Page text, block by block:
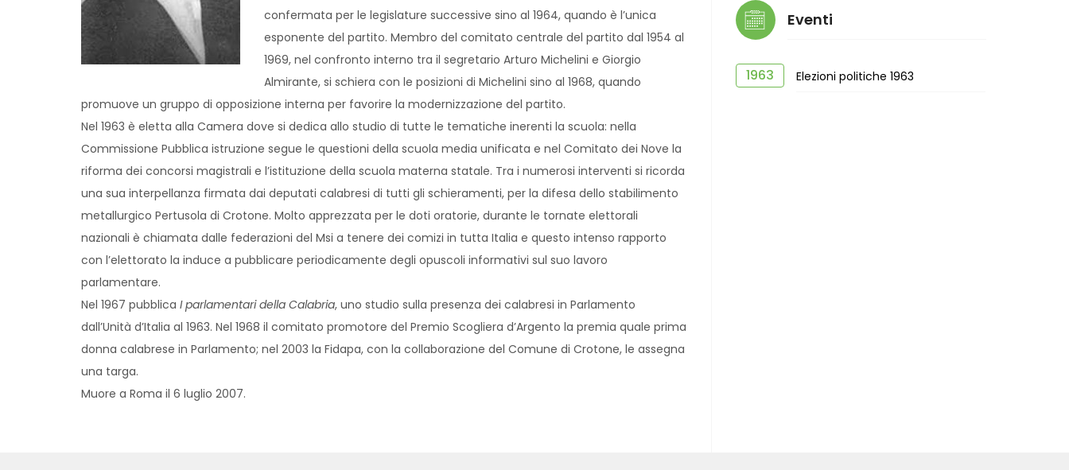
confermata per le legislature successive sino al 1964, quando è l’unica
esponente del partito. Membro del comitato centrale del partito dal 1954 al
1969, nel confronto interno tra il segretario Arturo Michelini e Giorgio
Almirante, si schiera con le posizioni di Michelini sino al 1968, quando
promuove un gruppo di opposizione interna per favorire la modernizzazione del partito.
Nel 1963 è eletta alla Camera dove si dedica allo studio di tutte le tematiche inerenti la scuola: nella
Commissione Pubblica istruzione segue le questioni della scuola media unificata e nel Comitato dei Nove la
riforma dei concorsi magistrali e l’istituzione della scuola materna statale. Tra i numerosi interventi si ricorda
una sua interpellanza firmata dai deputati calabresi di tutti gli schieramenti, per la difesa dello stabilimento
metallurgico Pertusola di Crotone. Molto apprezzata per le doti oratorie, durante le tornate elettorali
nazionali è chiamata dalle federazioni del Msi a tenere dei comizi in tutta Italia e questo intenso rapporto
con l’elettorato la induce a pubblicare periodicamente degli opuscoli informativi sul suo lavoro
parlamentare.
Nel 1967 pubblica I parlamentari della Calabria, uno studio sulla presenza dei calabresi in Parlamento
dall’Unità d’Italia al 1963. Nel 1968 il comitato promotore del Premio Scogliera d’Argento la premia quale prima
donna calabrese in Parlamento; nel 2003 la Fidapa, con la collaborazione del Comune di Crotone, le assegna
una targa.
Muore a Roma il 6 luglio 2007.
Eventi
1963 Elezioni politiche 1963